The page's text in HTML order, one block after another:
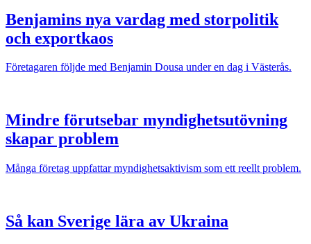
Benjamins nya vardag med storpolitik
och exportkaos
Företagaren följde med Benjamin Dousa under en dag i Västerås.
Mindre förutsebar myndighetsutövning
skapar problem
Många företag uppfattar myndighetsaktivism som ett reellt problem.
Så kan Sverige lära av Ukraina